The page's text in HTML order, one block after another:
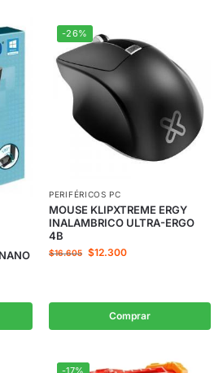
-26%
PERIFÉRICOS PC
MOUSE KLIPXTREME ERGY
INALAMBRICO ULTRA-ERGO
4B
$16.605 $12.300
Comprar
-17%